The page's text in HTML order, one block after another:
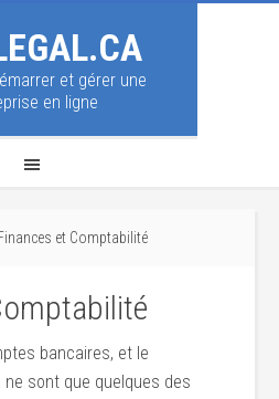
et gérer une
en ligne
et Comptabilité
bancaires, et le
sont que quelques des